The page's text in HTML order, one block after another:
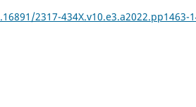
2317-434X.v10.e3.a2022.pp1463-